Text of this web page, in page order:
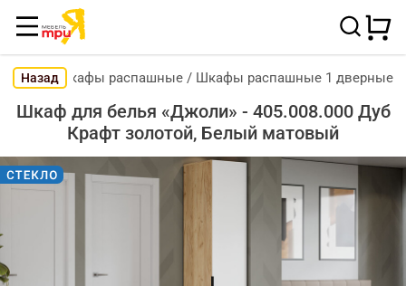
НазадШкафы распашные / Шкафы распашные 1 дверные
Шкаф для белья «Джоли» - 405.008.000 Дуб
Крафт золотой, Белый матовый